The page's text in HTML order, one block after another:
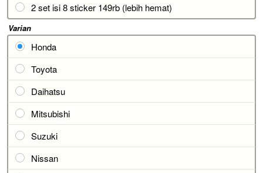
2 set isi 8 sticker 149rb (lebih hemat)
Varian
Honda
Toyota
Daihatsu
Mitsubishi
Suzuki
Nissan